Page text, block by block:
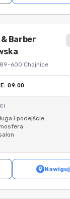
Barber
600 Chojnice
09:00
i podejście
Nawiguj